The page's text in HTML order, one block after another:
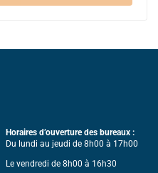
Horaires d’ouverture des bureaux :
Du lundi au jeudi de 8h00 à 17h00
Le vendredi de 8h00 à 16h30